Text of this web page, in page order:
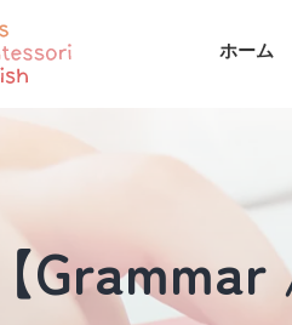
ホーム
【